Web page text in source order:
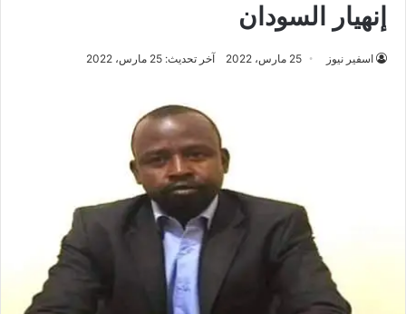
إنهيار السودان
اسفير نيوز 25 مارس، 2022 آخر تحديث: 25 مارس، 2022